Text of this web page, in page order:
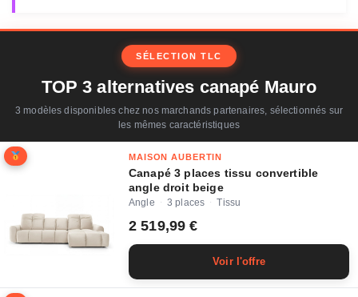
SÉLECTION TLC
TOP 3 alternatives canapé Mauro
3 modèles disponibles chez nos marchands partenaires, sélectionnés sur
les mêmes caractéristiques
MAISON AUBERTIN
Canapé 3 places tissu convertible
angle droit beige
Angle · 3 places · Tissu
2 519,99 €
Voir l'offre